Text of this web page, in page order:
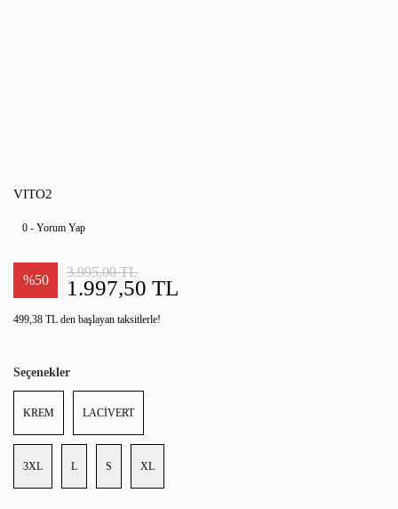
VITO2
0 - Yorum Yap
%50 1.997,50 TL
3.995,00 TL
499,38 TL den başlayan taksitlerle!
Seçenekler
KREM LACİVERT
3XL L S XL